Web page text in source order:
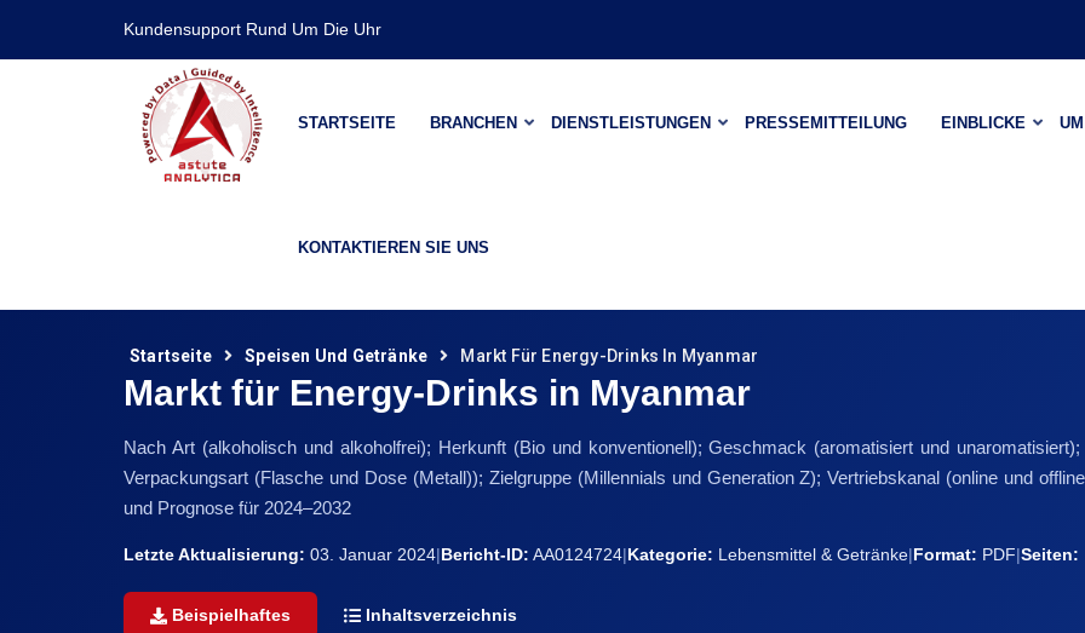
Kundensupport Rund Um Die Uhr
STARTSEITE BRANCHEN DIENSTLEISTUNGEN PRESSEMITTEILUNG EINBLICKE UM
KONTAKTIEREN SIE UNS
Startseite Speisen Und Getränke Markt Für Energy-Drinks In Myanmar
Markt für Energy-Drinks in Myanmar
Nach Art (alkoholisch und alkoholfrei); Herkunft (Bio und konventionell); Geschmack (aromatisiert und
Verpackungsart (Flasche und Dose (Metall)); Zielgruppe (Millennials und Generation Z); Vertriebskanal (online und
und Prognose für 2024–2032
Letzte Aktualisierung: 03. Januar 2024|Bericht-ID: AA0124724|Kategorie: Lebensmittel & Getränke|Format: PDF|Seiten:
Beispielhaftes Inhaltsverzeichnis